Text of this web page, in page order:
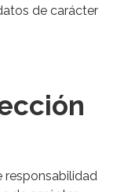
de carácter
responsabilidad